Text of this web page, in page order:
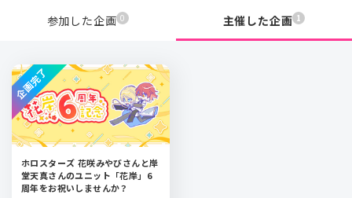
参加した企画 0 主催した企画 1
ホロスターズ 花咲みやびさんと岸
堂天真さんのユニット「花岸」6
周年をお祝いしませんか？
企画完了